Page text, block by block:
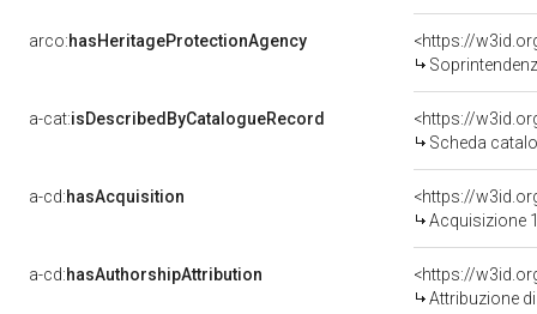
arco:hasHeritageProtectionAgency
<https://
Soprintendenza
a-cat:isDescribedByCatalogueRecord
<https://
Scheda
a-cd:hasAcquisition
<https://
Acquisizione
a-cd:hasAuthorshipAttribution
Attribuzione